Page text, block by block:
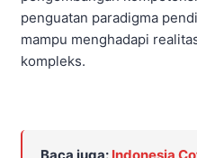
penguatan paradigma
mampu menghadapi
kompleks.